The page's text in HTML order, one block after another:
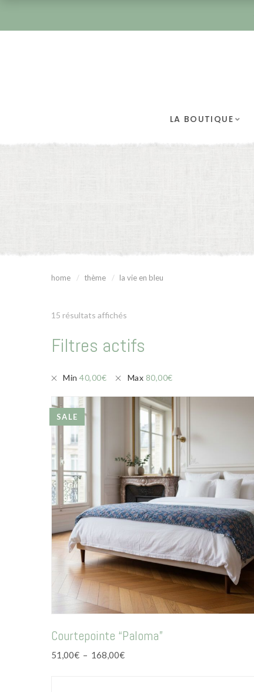
LA BOUTIQUE
home thème la vie en bleu
15 résultats affichés
Filtres actifs
Min40,00€ Max 80,00€
SALE
Courtepointe “Paloma”
51,00€ – 168,00€Plage